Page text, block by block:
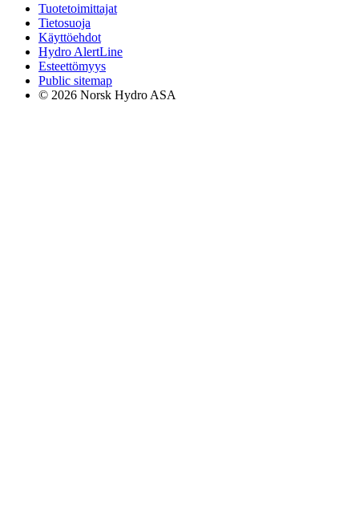
Tuotetoimittajat
Tietosuoja
Käyttöehdot
Hydro AlertLine
Esteettömyys
Public sitemap
© 2026 Norsk Hydro ASA